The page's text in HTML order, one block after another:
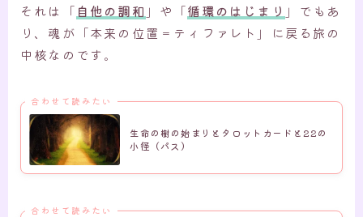
それは「 自他の調和 」や「循環のはじまり 」でもあ
り、魂が「本来の位置＝ティファレト」に戻る旅の
中核なのです。
合わせて読みたい
生命の樹の始まりとタロットカードと22の
小径（パス）
合わせて読みたい